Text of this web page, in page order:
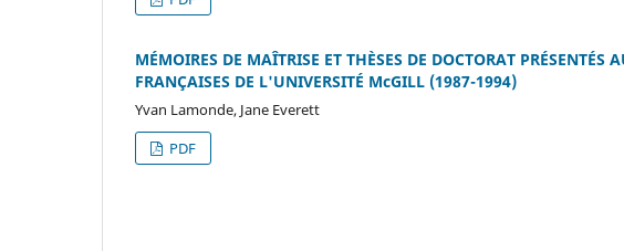
MÉMOIRES DE MAÎTRISE ET THÈSES DE DOCTORAT PRÉSENTÉS
FRANÇAISES DE L'UNIVERSITÉ McGILL (1987-1994)
Yvan Lamonde, Jane Everett
PDF